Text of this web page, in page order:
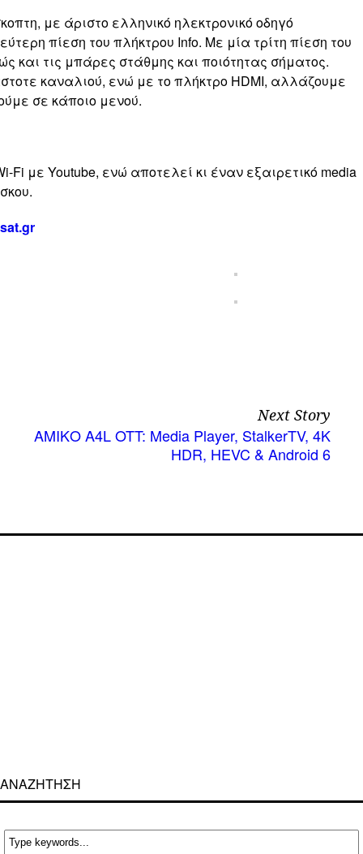
με άριστο ελληνικό ηλεκτρονικό οδηγό
πίεση του πλήκτρου Info. Με μία τρίτη πίεση του
και τις μπάρες στάθμης και ποιότητας σήματος.
καναλιού, ενώ με το πλήκτρο HDMI, αλλάζουμε
σε κάποιο μενού.
Fi με Youtube, ενώ αποτελεί κι έναν εξαιρετικό media
Next Story
ΑΜΙΚΟ A4L OTT: Media Player, StalkerTV, 4K
HDR, HEVC & Android 6
ΑΝΑΖΗΤΗΣΗ